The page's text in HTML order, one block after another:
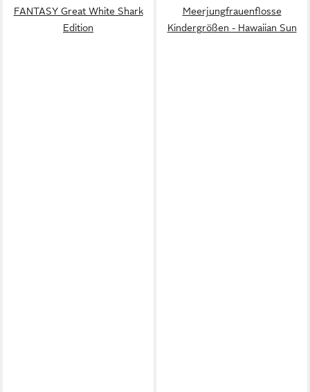
FANTASY Great White Shark
Edition
Meerjungfrauenflosse
Kindergrößen - Hawaiian Sun